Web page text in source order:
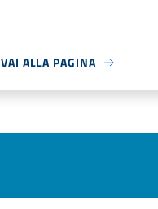
VAI ALLA PAGINA